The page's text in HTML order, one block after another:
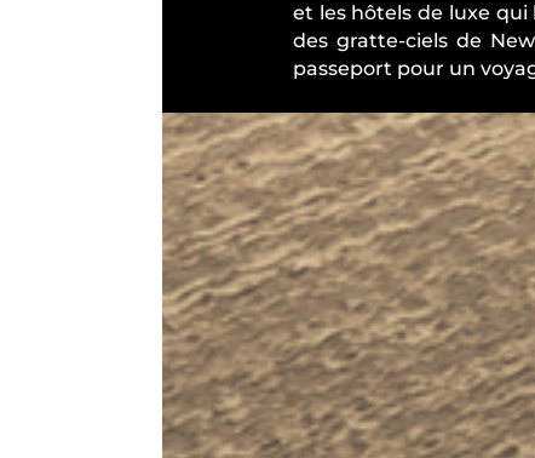
et les hôtels de luxe
des gratte-ciels de
passeport pour un